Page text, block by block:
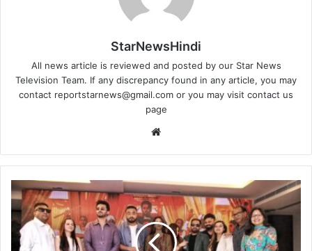
StarNewsHindi
All news article is reviewed and posted by our Star News
Television Team. If any discrepancy found in any article, you may
contact reportstarnews@gmail.com or you may visit contact us
page
पिट्ट
सियापा’
का
अलग
अंदाज़: